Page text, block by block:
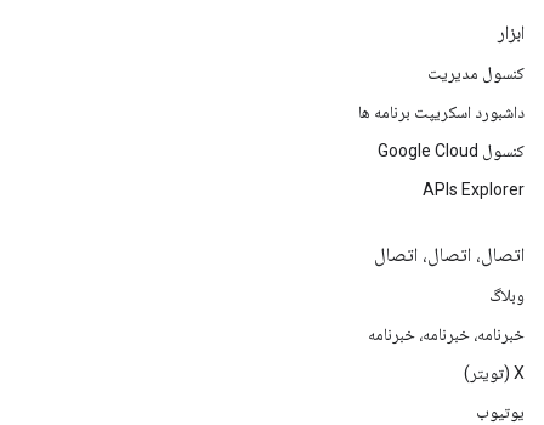
ابزار
کنسول مدیریت
داشبورد اسکریپت برنامه ها
کنسول Google Cloud
APIs Explorer
اتصال، اتصال، اتصال
وبلاگ
خبرنامه، خبرنامه، خبرنامه
X (تویتر)
یوتیوب